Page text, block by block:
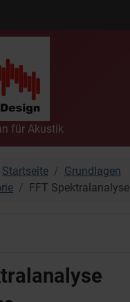
für Akustik
Startseite
Grundlagen
FFT Spektralanalyse